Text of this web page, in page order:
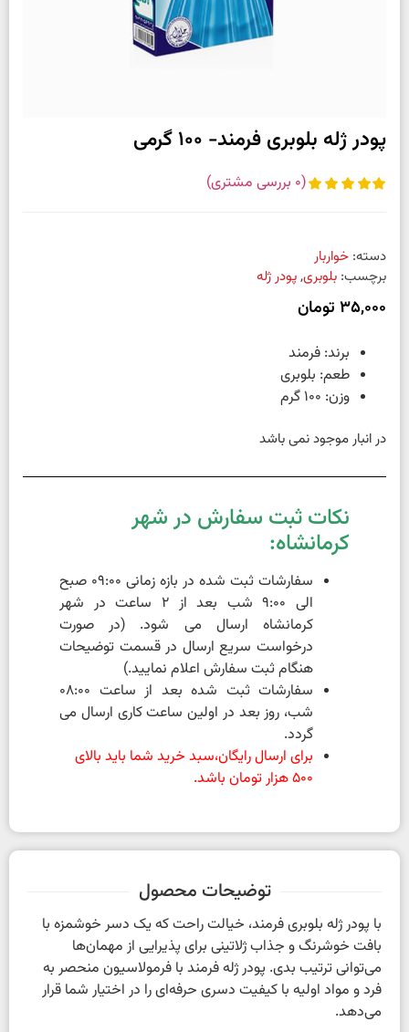
پودر ژله بلوبری فرمند- 100 گرمی
(
0 بررسی مشتری)
دسته: خواربار
برچسب: بلوبری,پودر ژله
35,000 تومان
برند: فرمند
طعم: بلوبری
وزن: 100 گرم
در انبار موجود نمی باشد
نکات ثبت سفارش در شهر
کرمانشاه:
سفارشات ثبت شده در بازه زمانی 09:00 صبح
الی 9:00 شب بعد از 2 ساعت در شهر
کرمانشاه ارسال می شود. (در صورت
درخواست سریع ارسال در قسمت توضیحات
هنگام ثبت سفارش اعلام نمایید.)
سفارشات ثبت شده بعد از ساعت 08:00
شب، روز بعد در اولین ساعت کاری ارسال می
گردد.
برای ارسال رایگان،سبد خرید شما باید بالای
500 هزار تومان باشد.
توضیحات محصول
با پودر ژله بلوبری فرمند، خیالت راحت که یک دسر خوشمزه با
بافت خوشرنگ و جذاب ژلاتینی برای پذیرایی از مهمان‌ها
می‌توانی ترتیب بدی. پودر ژله فرمند با فرمولاسیون منحصر به
فرد و مواد اولیه با کیفیت دسری حرفه‌ای را در اختیار شما قرار
می‌دهد.